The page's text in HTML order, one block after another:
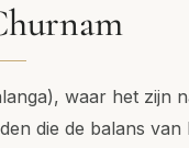
waar het zijn
die de balans van